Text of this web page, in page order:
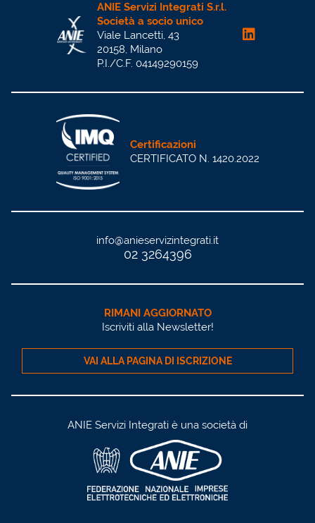
ANIE Servizi Integrati è una società di
ANIE Servizi Integrati S.r.l.
Società a socio unico
Viale Lancetti, 43
20158, Milano
P.I./C.F. 04149290159
Certificazioni
CERTIFICATO N. 1420.2022
info@anieservizintegrati.it
02 3264396
RIMANI AGGIORNATO
Iscriviti alla Newsletter!
VAI ALLA PAGINA DI ISCRIZIONE